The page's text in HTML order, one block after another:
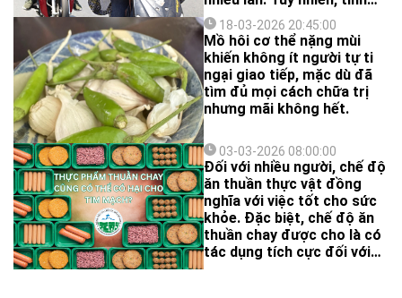
trạng nám da, sạm da hay
tăng sắc tố sau viêm vẫn
âm thầm tiến triển.
18-03-2026 20:45:00
Mồ hôi cơ thể nặng mùi
khiến không ít người tự ti
ngại giao tiếp, mặc dù đã
tìm đủ mọi cách chữa trị
nhưng mãi không hết.
03-03-2026 08:00:00
Đối với nhiều người, chế độ
ăn thuần thực vật đồng
nghĩa với việc tốt cho sức
khỏe. Đặc biệt, chế độ ăn
thuần chay được cho là có
tác dụng tích cực đối với